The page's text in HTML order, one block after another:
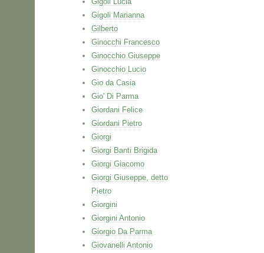
Gigoli Marianna
Gilberto
Ginocchi Francesco
Ginocchio Giuseppe
Ginocchio Lucio
Gio da Casia
Gio' Di Parma
Giordani Felice
Giordani Pietro
Giorgi
Giorgi Banti Brigida
Giorgi Giacomo
Giorgi Giuseppe, detto
Pietro
Giorgini
Giorgini Antonio
Giorgio Da Parma
Giovanelli Antonio